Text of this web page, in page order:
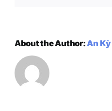
About the Author: An Kỳ